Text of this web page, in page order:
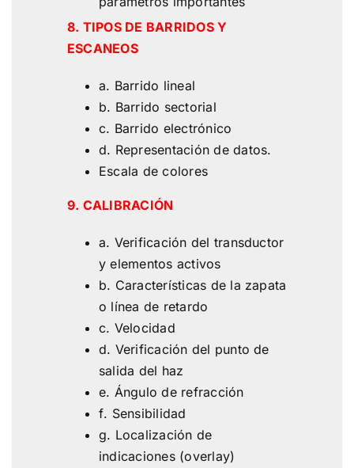
8. TIPOS DE BARRIDOS Y
ESCANEOS
a. Barrido lineal
b. Barrido sectorial
c. Barrido electrónico
d. Representación de datos.
Escala de colores
9. CALIBRACIÓN
a. Verificación del transductor
y elementos activos
b. Características de la zapata
o línea de retardo
c. Velocidad
d. Verificación del punto de
salida del haz
e. Ángulo de refracción
f. Sensibilidad
g. Localización de
indicaciones (overlay)